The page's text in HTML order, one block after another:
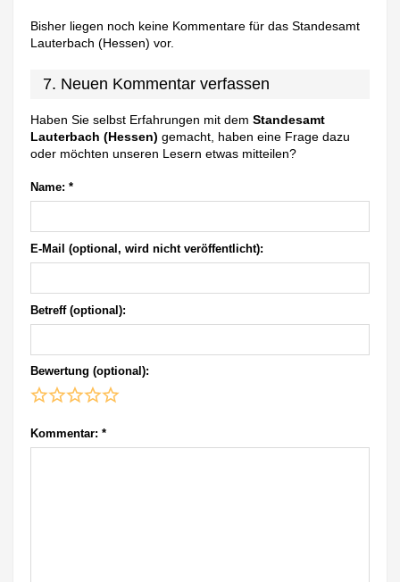
Bisher liegen noch keine Kommentare für das Standesamt
Lauterbach (Hessen) vor.
7. Neuen Kommentar verfassen
Haben Sie selbst Erfahrungen mit demStandesamt
Lauterbach (Hessen) gemacht, haben eine Frage dazu
oder möchten unseren Lesern etwas mitteilen?
Name: *
E-Mail (optional, wird nicht veröffentlicht):
Betreff (optional):
Bewertung (optional):
Kommentar: *